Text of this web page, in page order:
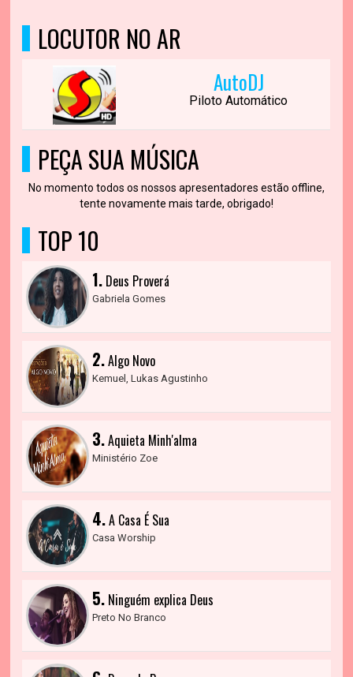
LOCUTOR NO AR
AutoDJ
Piloto Automático
PEÇA SUA MÚSICA
No momento todos os nossos apresentadores estão offline,
tente novamente mais tarde, obrigado!
TOP 10
1. Deus Proverá
Gabriela Gomes
2.Algo Novo
Kemuel, Lukas Agustinho
3.Aquieta Minh'alma
Ministério Zoe
4.A Casa É Sua
Casa Worship
5. Ninguém explica Deus
Preto No Branco